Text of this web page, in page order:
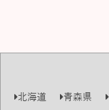
北海道 青森県